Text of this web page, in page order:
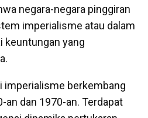
negara-negara pinggiran
imperialisme atau dalam
keuntungan yang
imperialisme berkembang
an dan 1970-an. Terdapat